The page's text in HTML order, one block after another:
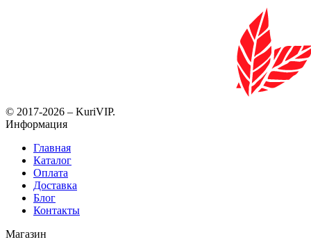
© 2017-2026 – KuriVIP.
Информация
Главная
Каталог
Оплата
Доставка
Блог
Контакты
Магазин